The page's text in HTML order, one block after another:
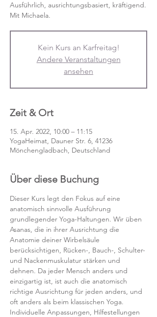
Ausführlich, ausrichtungsbasiert, kräftigend.
Mit Michaela.
Kein Kurs an Karfreitag!
Andere Veranstaltungen
ansehen
Zeit & Ort
15. Apr. 2022, 10:00 – 11:15
YogaHeimat, Dauner Str. 6, 41236
Mönchengladbach, Deutschland
Über diese Buchung
Dieser Kurs legt den Fokus auf eine
anatomisch sinnvolle Ausführung
grundlegender Yoga-Haltungen. Wir üben
Asanas, die in ihrer Ausrichtung die
Anatomie deiner Wirbelsäule
berücksichtigen, Rücken-, Bauch-, Schulter-
und Nackenmuskulatur stärken und
dehnen. Da jeder Mensch anders und
einzigartig ist, ist auch die anatomisch
richtige Ausrichtung für jeden anders, und
oft anders als beim klassischen Yoga.
Individuelle Anpassungen, Hilfestellungen